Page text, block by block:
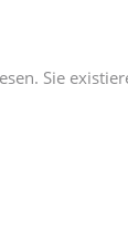
Sie